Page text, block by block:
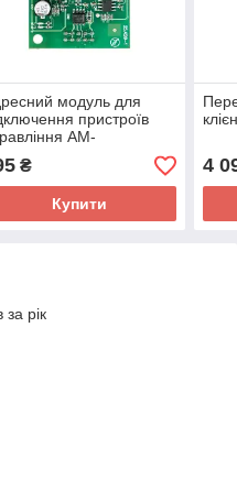
модуль для
пристроїв
AM-
₴
Купити
4
за рік